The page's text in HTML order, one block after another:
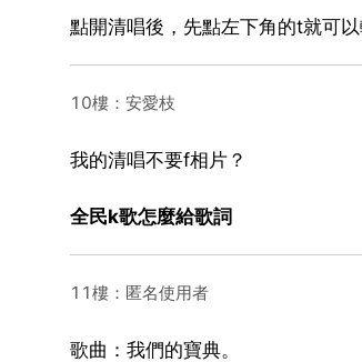
點開清唱後，先點左下角的t就可
10樓：安愛枝
我的清唱不要f相片？
全民k歌怎麼給歌詞
11樓：匿名使用者
歌曲：我們的寶典。